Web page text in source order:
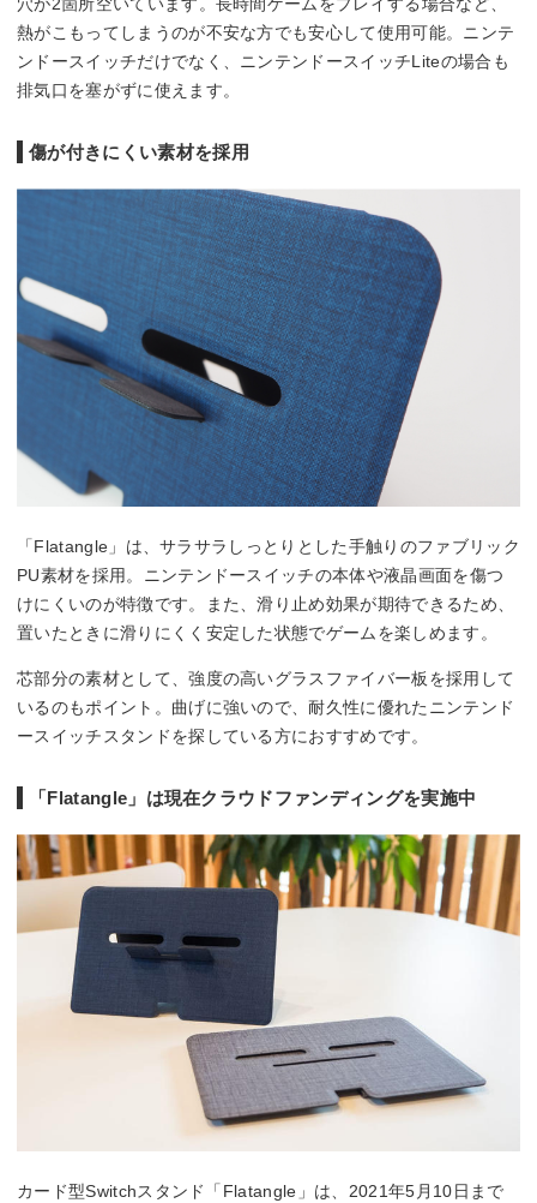
熱がこもってしまうのが不安な方でも安心して使用可能。ニンテ
ンドースイッチだけでなく、ニンテンドースイッチLiteの場合も
排気口を塞がずに使えます。
傷が付きにくい素材を採用
「Flatangle」は、サラサラしっとりとした手触りのファブリック
PU素材を採用。ニンテンドースイッチの本体や液晶画面を傷つ
けにくいのが特徴です。また、滑り止め効果が期待できるため、
置いたときに滑りにくく安定した状態でゲームを楽しめます。
芯部分の素材として、強度の高いグラスファイバー板を採用して
いるのもポイント。曲げに強いので、耐久性に優れたニンテンド
ースイッチスタンドを探している方におすすめです。
「Flatangle」は現在クラウドファンディングを実施中
カード型Switchスタンド「Flatangle」は、2021年5月10日まで